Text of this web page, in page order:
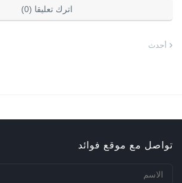
اترك تعليقا (0)
أحدث
تواصل مع موقع فوائد